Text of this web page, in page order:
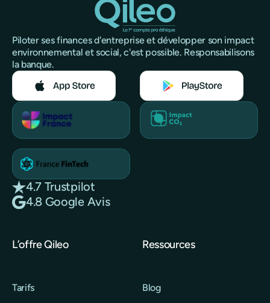
Piloter ses finances d'entreprise et développer son impact
environnemental et social, c'est possible. Responsabilisons
la banque.
4.7 Trustpilot
4.8 Google Avis
L’offre Qileo
Tarifs
Ressources
Blog